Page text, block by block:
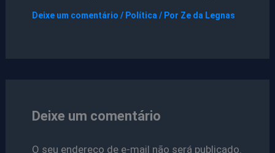
Deixe um comentário / Política / Por Ze da Legnas
Deixe um comentário
O seu endereço de e-mail não será publicado.